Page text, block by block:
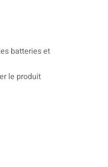
batteries et
le produit